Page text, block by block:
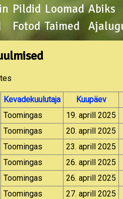
Pildid Loomad Abiks
Fotod Taimed
Kevadekuulutaja Kuupäev
Toomingas 19. aprill 2025
Toomingas 20. aprill 2025
Toomingas 23. aprill 2025
Toomingas 26. aprill 2025
Toomingas 26. aprill 2025
Toomingas 27. aprill 2025